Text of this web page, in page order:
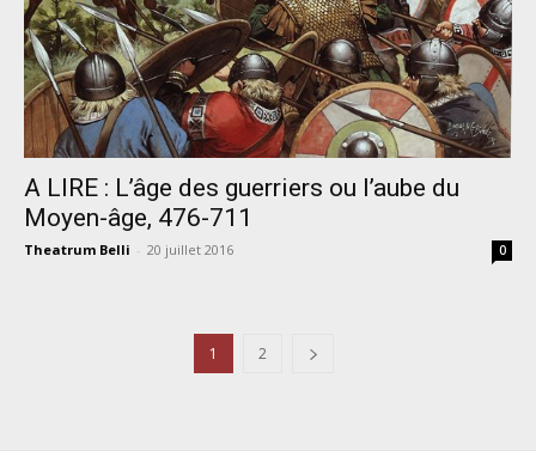
A LIRE : L’âge des guerriers ou l’aube du
Moyen-âge, 476-711
Theatrum Belli - 20 juillet 2016 0
1 2